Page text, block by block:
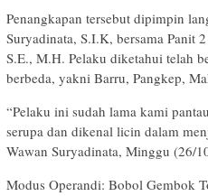
Penangkapan tersebut dipimpin
Suryadinata, S.I.K, bersama Panit
S.E., M.H. Pelaku diketahui telah
berbeda, yakni Barru, Pangkep,
“Pelaku ini sudah lama kami
serupa dan dikenal licin dalam
Wawan Suryadinata, Minggu (26/
Modus Operandi: Bobol Gembok